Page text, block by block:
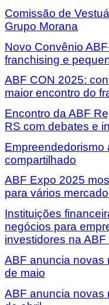
Comissão de
Grupo Morana
Novo Convênio
franchising e
ABF CON 2025:
maior encontro do
Encontro da ABF
RS com debates e
Empreendedorismo
compartilhado
ABF Expo 2025
para vários
Instituições
negócios para
investidores na
ABF anuncia novas
de maio
ABF anuncia novas